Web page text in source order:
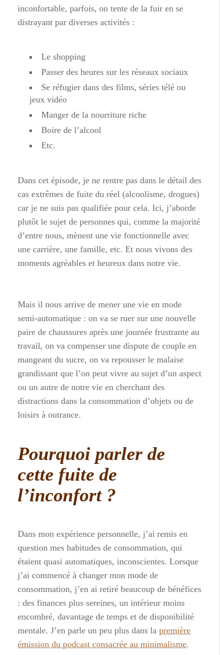
inconfortable, parfois, on tente de la fuir en se
distrayant par diverses activités :
Le shopping
Passer des heures sur les réseaux sociaux
Se réfugier dans des films, séries télé ou
jeux vidéo
Manger de la nourriture riche
Boire de l’alcool
Etc.
Dans cet épisode, je ne rentre pas dans le détail des
cas extrêmes de fuite du réel (alcoolisme, drogues)
car je ne suis pas qualifiée pour cela. Ici, j’aborde
plutôt le sujet de personnes qui, comme la majorité
d’entre nous, mènent une vie fonctionnelle avec
une carrière, une famille, etc. Et nous vivons des
moments agréables et heureux dans notre vie.
Mais il nous arrive de mener une vie en mode
semi-automatique : on va se ruer sur une nouvelle
paire de chaussures après une journée frustrante au
travail, on va compenser une dispute de couple en
mangeant du sucre, on va repousser le malaise
grandissant que l’on peut vivre au sujet d’un aspect
ou un autre de notre vie en cherchant des
distractions dans la consommation d’objets ou de
loisirs à outrance.
Pourquoi parler de
cette fuite de
l’inconfort ?
Dans mon expérience personnelle, j’ai remis en
question mes habitudes de consommation, qui
étaient quasi automatiques, inconscientes. Lorsque
j’ai commencé à changer mon mode de
consommation, j’en ai retiré beaucoup de bénéfices
: des finances plus sereines, un intérieur moins
encombré, davantage de temps et de disponibilité
mentale. J’en parle un peu plus dans la première
émission du podcast consacrée au minimalisme.